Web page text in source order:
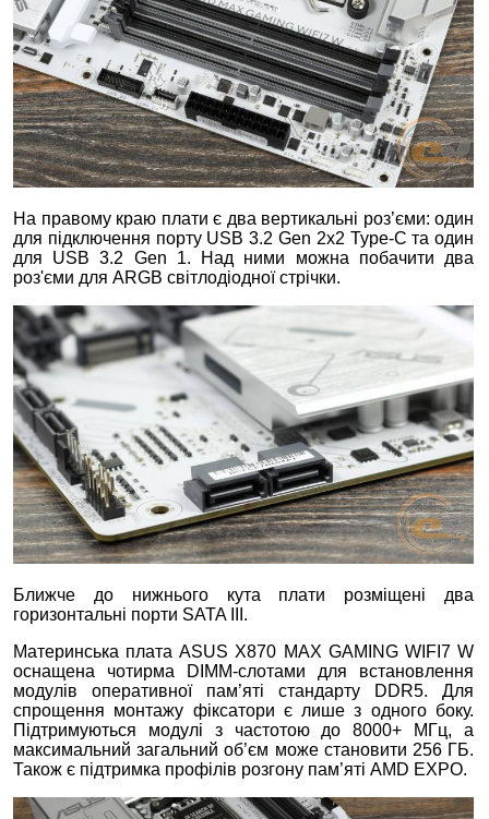
На правому краю плати є два вертикальні роз’єми: один
для підключення порту USB 3.2 Gen 2x2 Type-C та один
для USB 3.2 Gen 1. Над ними можна побачити два
роз'єми для ARGB світлодіодної стрічки.
Ближче до нижнього кута плати розміщені два
горизонтальні порти SATA III.
Материнська плата ASUS X870 MAX GAMING WIFI7 W
оснащена чотирма DIMM-слотами для встановлення
модулів оперативної пам’яті стандарту DDR5. Для
спрощення монтажу фіксатори є лише з одного боку.
Підтримуються модулі з частотою до 8000+ МГц, а
максимальний загальний об’єм може становити 256 ГБ.
Також є підтримка профілів розгону пам’яті AMD EXPO.